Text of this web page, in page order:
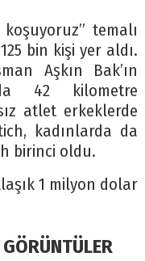
koşuyoruz” temalı
bin kişi yer aldı.
Aşkın Bak’ın
42 kilometre
atlet erkeklerde
kadınlarda da
birinci oldu.
1 milyon dolar